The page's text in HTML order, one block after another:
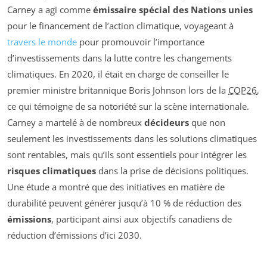
Carney a agi comme émissaire spécial des Nations unies
pour le financement de l’action climatique, voyageant à
travers le monde pour promouvoir l’importance
d’investissements dans la lutte contre les changements
climatiques. En 2020, il était en charge de conseiller le
premier ministre britannique Boris Johnson lors de la COP26,
ce qui témoigne de sa notoriété sur la scène internationale.
Carney a martelé à de nombreux décideurs que non
seulement les investissements dans les solutions climatiques
sont rentables, mais qu’ils sont essentiels pour intégrer les
risques climatiques dans la prise de décisions politiques.
Une étude a montré que des initiatives en matière de
durabilité peuvent générer jusqu’à 10 % de réduction des
émissions, participant ainsi aux objectifs canadiens de
réduction d’émissions d’ici 2030.